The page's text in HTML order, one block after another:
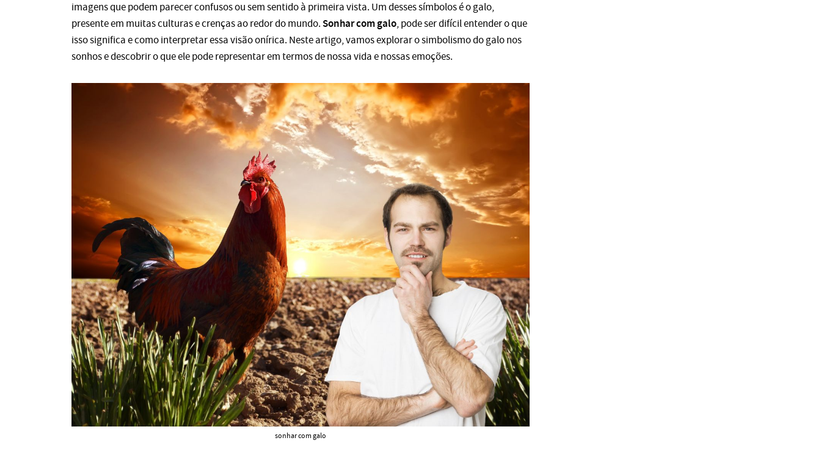
imagens que podem parecer confusos ou sem sentido à primeira vista. Um desses símbolos é o galo,
presente em muitas culturas e crenças ao redor do mundo. Sonhar com galo, pode ser difícil entender o que
isso significa e como interpretar essa visão onírica. Neste artigo, vamos explorar o simbolismo do galo nos
sonhos e descobrir o que ele pode representar em termos de nossa vida e nossas emoções.
sonhar com galo